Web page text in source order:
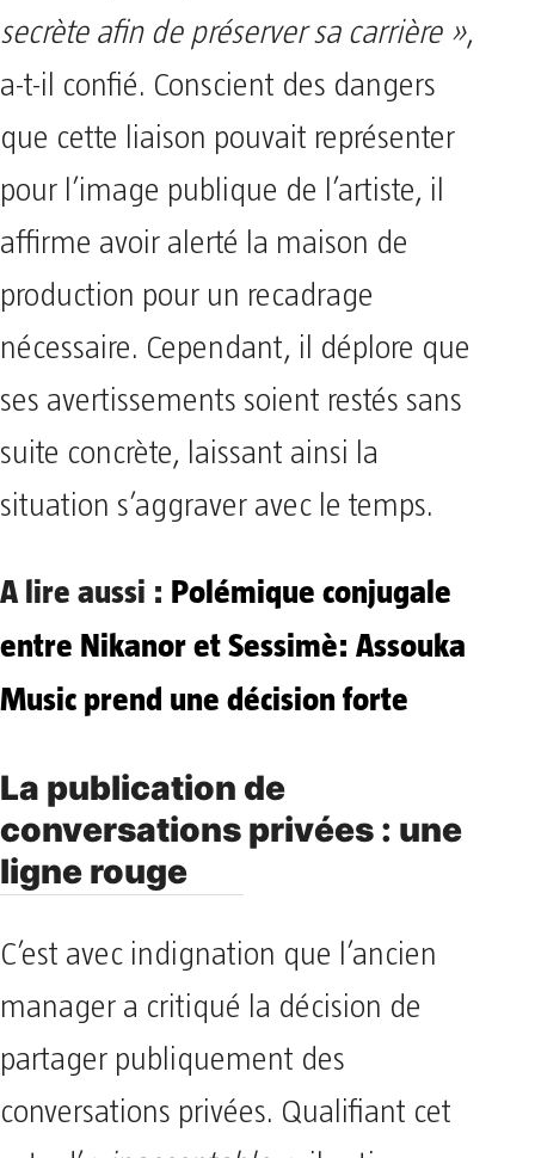
secrète afin de préserver sa carrière »,
a-t-il confié. Conscient des dangers
que cette liaison pouvait représenter
pour l’image publique de l’artiste, il
affirme avoir alerté la maison de
production pour un recadrage
nécessaire. Cependant, il déplore que
ses avertissements soient restés sans
suite concrète, laissant ainsi la
situation s’aggraver avec le temps.
A lire aussi : Polémique conjugale
entre Nikanor et Sessimè: Assouka
Music prend une décision forte
La publication de
conversations privées : une
ligne rouge
C’est avec indignation que l’ancien
manager a critiqué la décision de
partager publiquement des
conversations privées. Qualifiant cet